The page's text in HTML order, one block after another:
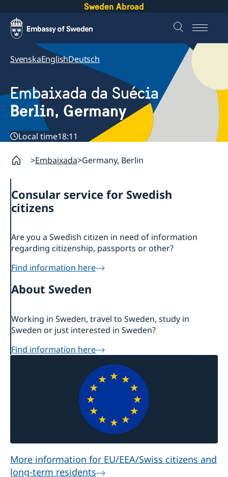
Sweden Abroad
SvenskaEnglishDeutsch
Embaixada da Suécia
Berlin, Germany
Local time18:11
Embaixada Germany, Berlin
Consular service for Swedish
citizens
Are you a Swedish citizen in need of information
regarding citizenship, passports or other?
Find information here
About Sweden
Working in Sweden, travel to Sweden, study in
Sweden or just interested in Sweden?
Find information here
More information for EU/EEA/Swiss citizens and
long-term residents